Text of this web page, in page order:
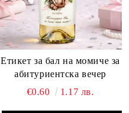
Етикет за бал на момиче за
абитуриентска вечер
€0.60
1.17 лв.